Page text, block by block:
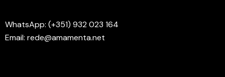
WhatsApp: (+351) 932 023 164
Email: rede@amamenta.net